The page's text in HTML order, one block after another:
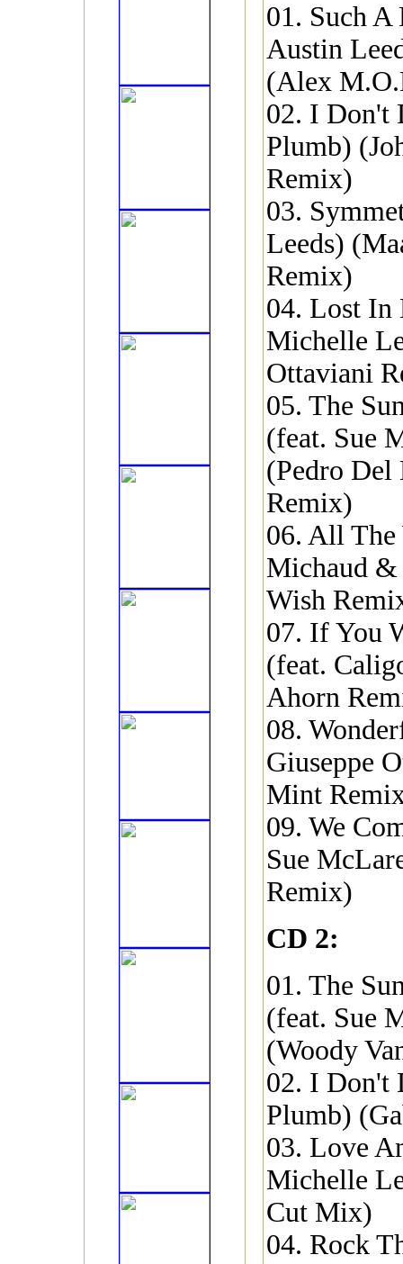
01. Such A
Austin
(Alex
02. I Don't
Plumb)
Remix)
03.
Leeds)
Remix)
04. Lost In
Michelle
Ottaviani
05. The
(feat. Sue
(Pedro
Remix)
06. All The
Michaud &
Wish
07. If You
(feat.
Ahorn
08.
Giuseppe
Mint
09. We
Sue
Remix)
CD 2:
01. The
(feat. Sue
(Woody
02. I Don't
Plumb)
03. Love
Michelle
Cut Mix)
04. Rock